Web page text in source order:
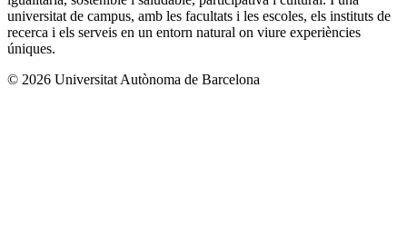
universitat de campus, amb les facultats i les escoles, els instituts de
recerca i els serveis en un entorn natural on viure experiències
úniques.
© 2026 Universitat Autònoma de Barcelona